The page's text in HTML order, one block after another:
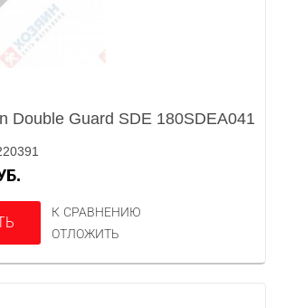
Double Guard SDE 180SDEA041
К СРАВНЕНИЮ
ОТЛОЖИТЬ